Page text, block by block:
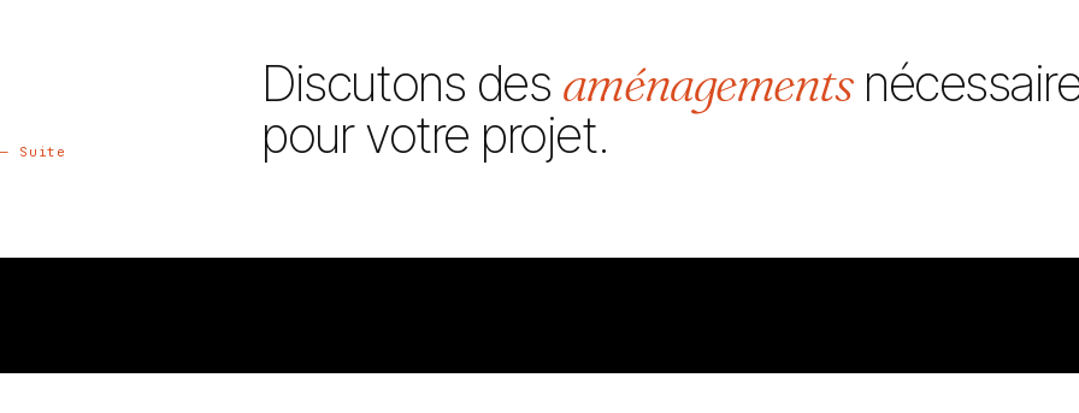
— Suite
Discutons des aménagements
pour votre projet.